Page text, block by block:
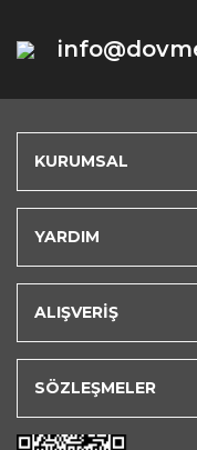
KURUMSAL
YARDIM
ALIŞVERİŞ
SÖZLEŞMELER